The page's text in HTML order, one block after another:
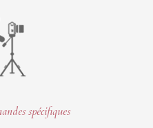
spécifiques